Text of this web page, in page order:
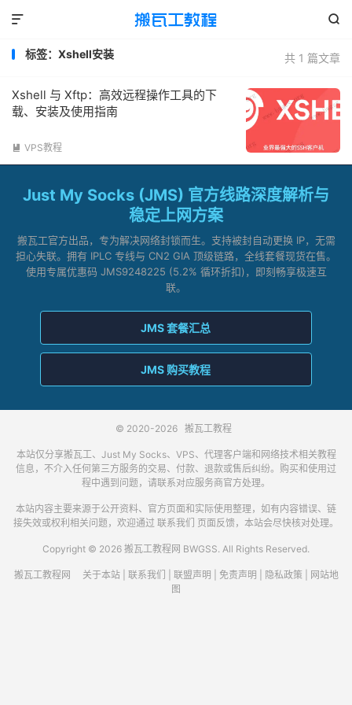


共 1 篇文章
标签：Xshell安装
Xshell 与 Xftp：高效远程操作工具的下
载、安装及使用指南
 VPS教程
Just My Socks (JMS) 官方线路深度解析与
稳定上网方案
搬瓦工官方出品，专为解决网络封锁而生。支持被封自动更换 IP，无需
担心失联。拥有 IPLC 专线与 CN2 GIA 顶级链路，全线套餐现货在售。
使用专属优惠码 JMS9248225 (5.2% 循环折扣)，即刻畅享极速互
联。
JMS 套餐汇总
JMS 购买教程
© 2020-2026 搬瓦工教程
本站仅分享搬瓦工、Just My Socks、VPS、代理客户端和网络技术相关教程
信息，不介入任何第三方服务的交易、付款、退款或售后纠纷。购买和使用过
程中遇到问题，请联系对应服务商官方处理。
本站内容主要来源于公开资料、官方页面和实际使用整理，如有内容错误、链
接失效或权利相关问题，欢迎通过 联系我们 页面反馈，本站会尽快核对处理。
Copyright © 2026 搬瓦工教程网 BWGSS. All Rights Reserved.
搬瓦工教程网 关于本站| 联系我们 联盟声明 免责声明 隐私政策
网站地
图